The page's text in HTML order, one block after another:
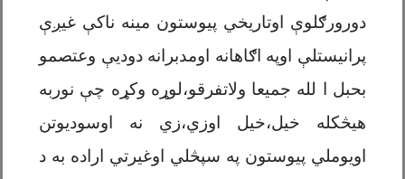
دورورګلوې اوتاریخي پیوستون مینه ناکې غیږې
پرانیستلې اوپه اګاهانه اومدبرانه دودیې وعتصمو
بحبل ا لله جمیعا ولاتفرقو،لوړه وکړه چې نوربه
هیڅکله خیل،خیل اوزي،زي نه اوسودیوتن
اویوملي پیوستون په سپڅلي اوغیرتي اراده به د